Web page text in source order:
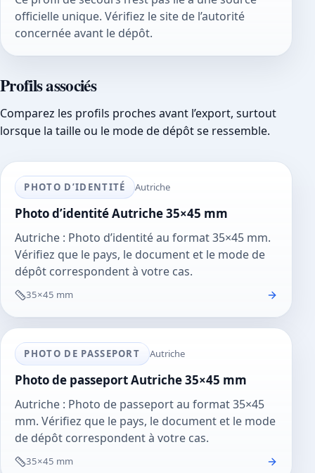
officielle unique. Vérifiez le site de l’autorité
concernée avant le dépôt.
Profils associés
Comparez les profils proches avant l’export, surtout
lorsque la taille ou le mode de dépôt se ressemble.
PHOTO D’IDENTITÉ Autriche
Photo d’identité Autriche 35×45 mm
Autriche : Photo d’identité au format 35×45 mm.
Vérifiez que le pays, le document et le mode de
dépôt correspondent à votre cas.
35×45 mm
PHOTO DE PASSEPORT Autriche
Photo de passeport Autriche 35×45 mm
Autriche : Photo de passeport au format 35×45
mm. Vérifiez que le pays, le document et le mode
de dépôt correspondent à votre cas.
35×45 mm